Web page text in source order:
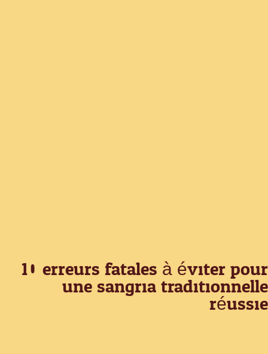
10 erreurs fatales à éviter pour
une sangria traditionnelle
réussie